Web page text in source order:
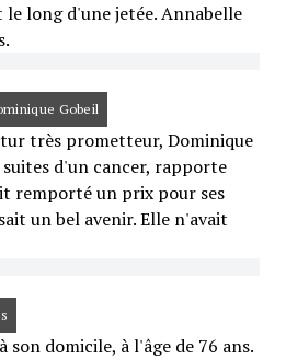
long d'une jetée. Annabelle
Gobeil
très prometteur, Dominique
suites d'un cancer, rapporte
remporté un prix pour ses
un bel avenir. Elle n'avait
son domicile, à l'âge de 76 ans.